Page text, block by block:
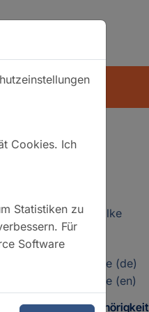
Franziska Wilke
GFZ Webseiten
GFZ Webseite (de)
GFZ Webseite (en)
Infrastrukturzugehörigkeit
Cookies. Ich
Statistiken zu
Für
Software